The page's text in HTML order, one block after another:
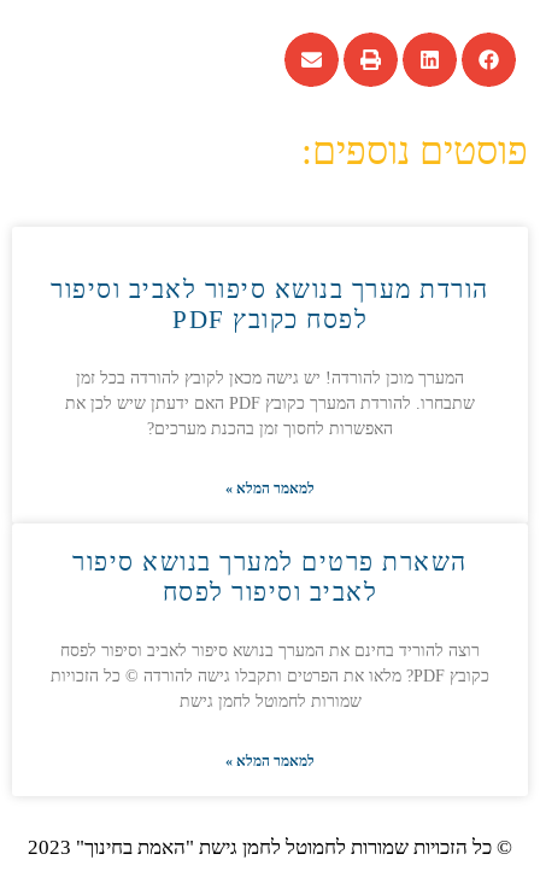
פוסטים נוספים:
הורדת מערך בנושא סיפור לאביב וסיפור
לפסח כקובץ PDF
המערך מוכן להורדה! יש גישה מכאן לקובץ להורדה בכל זמן
שתבחרו. להורדת המערך כקובץ PDF האם ידעתן שיש לכן את
האפשרות לחסוך זמן בהכנת מערכים?
למאמר המלא »
השארת פרטים למערך בנושא סיפור
לאביב וסיפור לפסח
רוצה להוריד בחינם את המערך בנושא סיפור לאביב וסיפור לפסח
כקובץ PDF? מלאו את הפרטים ותקבלו גישה להורדה © כל הזכויות
שמורות לחמוטל לחמן גישת
למאמר המלא »
© כל הזכויות שמורות לחמוטל לחמן גישת "האמת בחינוך" 2023